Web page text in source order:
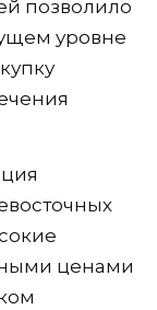
позволило
уровне
ценами